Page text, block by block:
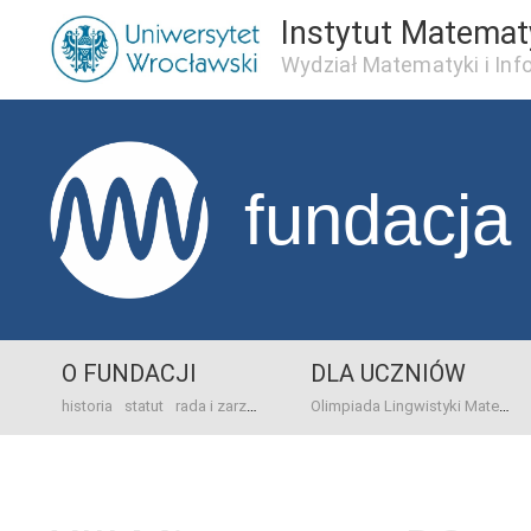
Instytut
Wydział Matematyki i
fundacja
O FUNDACJI
historia statut rada i zarząd dane bankowo-adresowe kontakt
DLA UCZNIÓW
Olimpiada Lingwistyki Matematycznej